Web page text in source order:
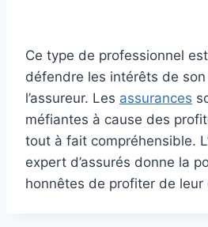
Ce type de professionnel
défendre les intérêts de
l’assureur. Les assurances
méfiantes à cause des
tout à fait compréhensible.
expert d’assurés donne la
honnêtes de profiter de leur